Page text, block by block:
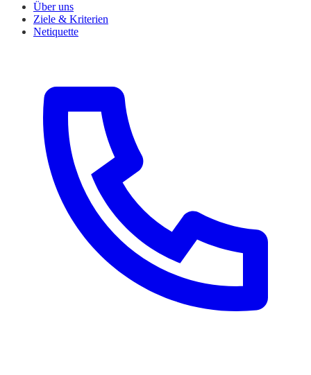
Über uns
Ziele & Kriterien
Netiquette